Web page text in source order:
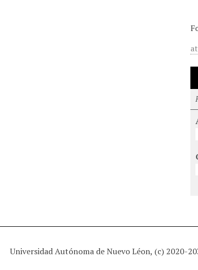
Universidad Autónoma de Nuevo Léon, (c) 2020-